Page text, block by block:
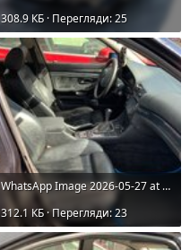
308.9 КБ · Перегляди: 25
WhatsApp Image 2026-05-27 at 16.47.29 (1).jpeg
312.1 КБ · Перегляди: 23